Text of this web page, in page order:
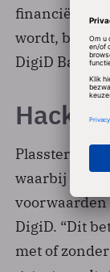
financiële
wordt, blijft
DigiD Basis
Plassterk
waarbij
voorwaarden
DigiD. “Dit
met of